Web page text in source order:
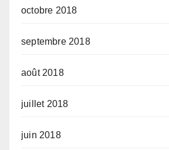
octobre 2018
septembre 2018
août 2018
juillet 2018
juin 2018